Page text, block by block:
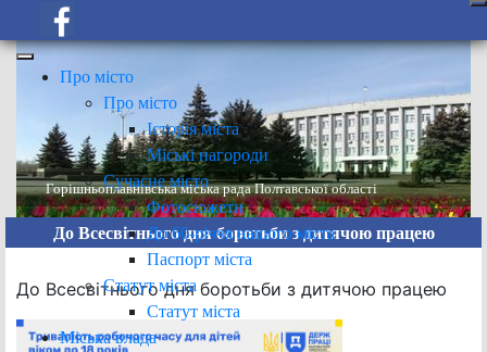
Про місто
Про місто
Історія міста
Міські нагороди
Сучасне місто
Фотосюжети
До 60-річчя нашого міста
Паспорт міста
Статут міста
Статут міста
Міська влада
Горішньоплавнівська міська рада Полтавської області
До Всесвітнього дня боротьби з дитячою працею
До Всесвітнього дня боротьби з дитячою працею